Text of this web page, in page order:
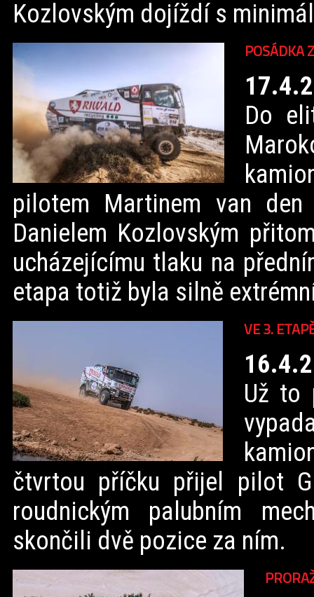
Kozlovským dojíždí s
POSÁDKA
Do
pilotem Martinem van den
Danielem Kozlovským
ucházejícímu tlaku na
etapa totiž byla silně
VE 3.
Už to
čtvrtou příčku přijel pilot
roudnickým palubním
skončili dvě pozice za ním.